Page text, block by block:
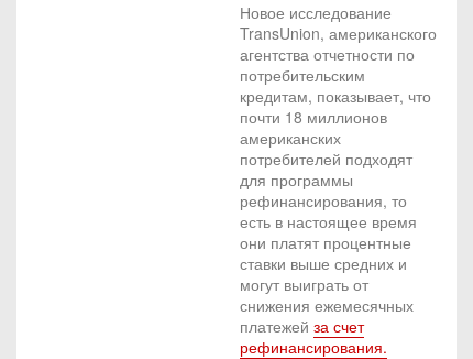
Новое исследование
TransUnion, американского
агентства отчетности по
потребительским
кредитам, показывает, что
почти 18 миллионов
американских
потребителей подходят
для программы
рефинансирования, то
есть в настоящее время
они платят процентные
ставки выше средних и
могут выиграть от
снижения ежемесячных
платежей за счет
рефинансирования.